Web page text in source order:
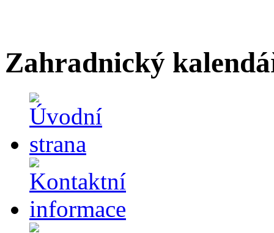
Zahradnický